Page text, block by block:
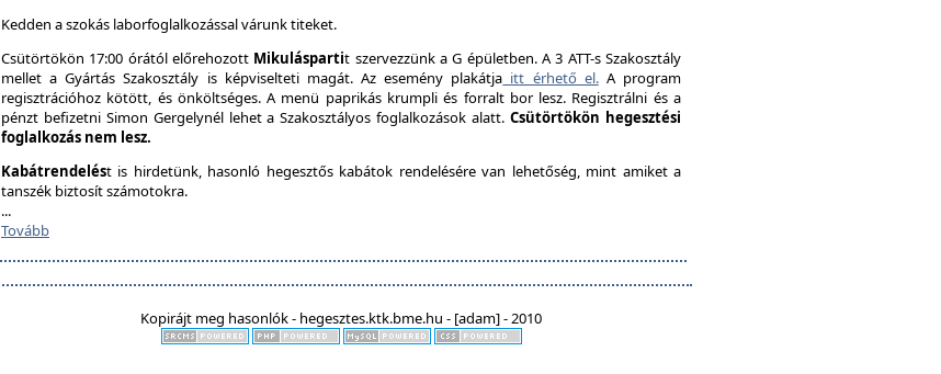
Kedden a szokás laborfoglalkozással várunk titeket.
Csütörtökön 17:00 órától előrehozott Mikuláspartit szervezzünk a G épületben. A 3 ATT-s Szakosztály
mellet a Gyártás Szakosztály is képviselteti magát. Az esemény plakátja itt érhető el.A program
regisztrációhoz kötött, és önköltséges. A menü paprikás krumpli és forralt bor lesz. Regisztrálni és a
pénzt befizetni Simon Gergelynél lehet a Szakosztályos foglalkozások alatt.Csütörtökön hegesztési
foglalkozás nem lesz.
Kabátrendelést is hirdetünk, hasonló hegesztős kabátok rendelésére van lehetőség, mint amiket a
tanszék biztosít számotokra.
...
Tovább
Kopirájt meg hasonlók - hegesztes.ktk.bme.hu - [adam] - 2010